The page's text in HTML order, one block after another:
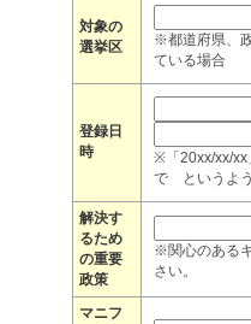
対象の
選挙区
※都道府県、
ている場合
登録日
時
※「20xx/xx/
で というよう
解決す
るため
の重要
政策
※関心のある
さい。
マニフ